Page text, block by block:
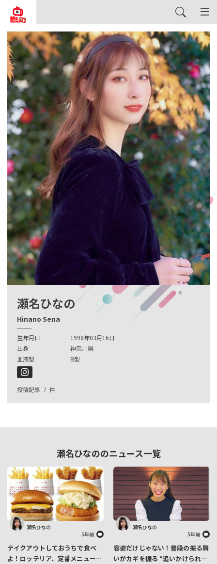
瀬名ひなの
Hinano Sena
生年月日
1998年03月16日
出身
神奈川県
血液型
B型
投稿記事 7 件
瀬名ひなののニュース一覧
瀬名ひなの
5年前
テイクアウトしておうちで食べ
よ！ロッテリア、定番メニューが
瀬名ひなの
5年前
容姿だけじゃない！普段の振る舞
いがカギを握る “追いかけられる